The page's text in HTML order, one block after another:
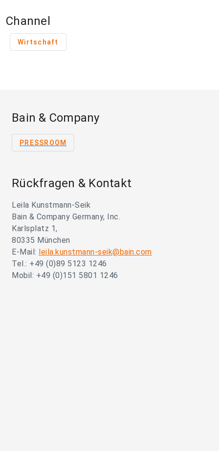
Channel
Wirtschaft
Bain & Company
PRESSROOM
Rückfragen & Kontakt
Leila Kunstmann-Seik
Bain & Company Germany, Inc.
Karlsplatz 1,
80335 München
E-Mail: leila.kunstmann-seik@bain.com
Tel.: +49 (0)89 5123 1246
Mobil: +49 (0)151 5801 1246